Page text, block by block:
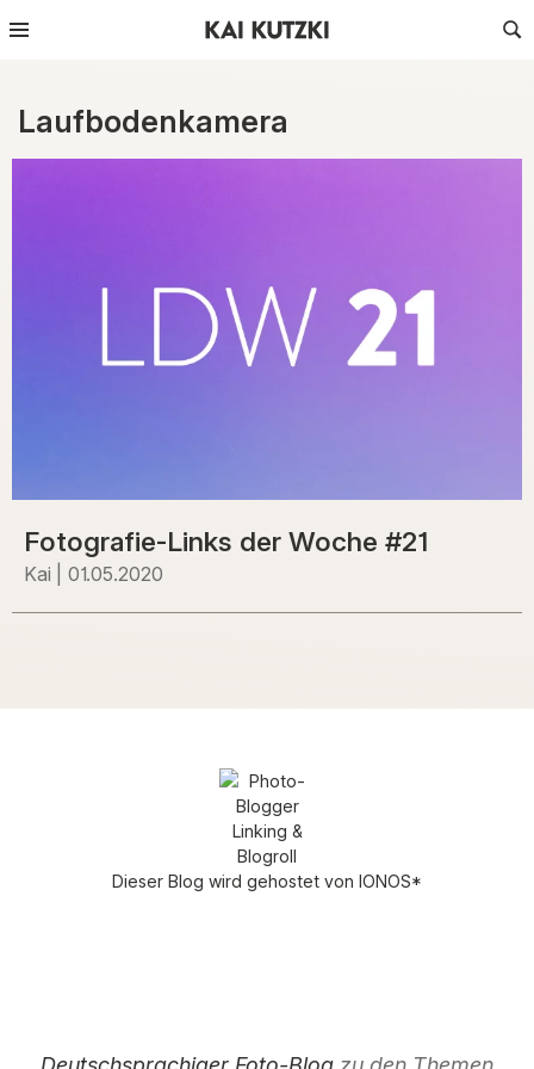
Laufbodenkamera
Fotografie-Links der Woche #21
Kai 01.05.2020
Dieser Blog wird gehostet von IONOS*